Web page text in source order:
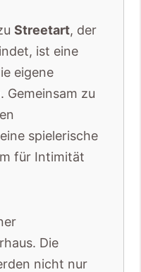
Streetart, der
ist eine
eigene
Gemeinsam zu
spielerische
für Intimität
Die
nicht nur